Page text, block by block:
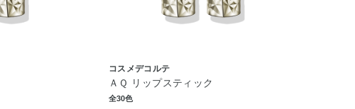
コスメデコルテ
ＡＱ リップスティック
全30色